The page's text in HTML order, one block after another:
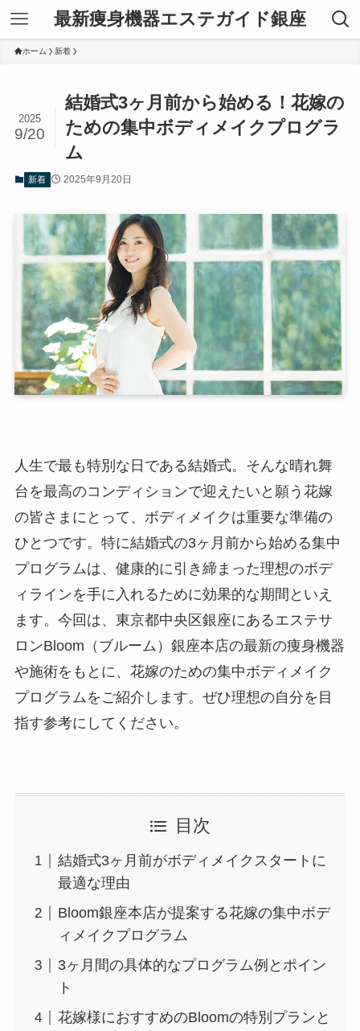
最新痩身機器エステガイド銀座
ホーム 新着
結婚式3ヶ月前から始める！花嫁の
ための集中ボディメイクプログラ
ム
2025
9/20
新着 2025年9月20日
人生で最も特別な日である結婚式。そんな晴れ舞
台を最高のコンディションで迎えたいと願う花嫁
の皆さまにとって、ボディメイクは重要な準備の
ひとつです。特に結婚式の3ヶ月前から始める集中
プログラムは、健康的に引き締まった理想のボデ
ィラインを手に入れるために効果的な期間といえ
ます。今回は、東京都中央区銀座にあるエステサ
ロンBloom（ブルーム）銀座本店の最新の痩身機器
や施術をもとに、花嫁のための集中ボディメイク
プログラムをご紹介します。ぜひ理想の自分を目
指す参考にしてください。
目次
結婚式3ヶ月前がボディメイクスタートに
最適な理由
Bloom銀座本店が提案する花嫁の集中ボデ
ィメイクプログラム
3ヶ月間の具体的なプログラム例とポイン
ト
花嫁様におすすめのBloomの特別プランと